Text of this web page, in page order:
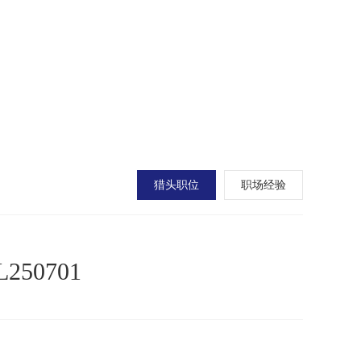
猎头职位 职场经验